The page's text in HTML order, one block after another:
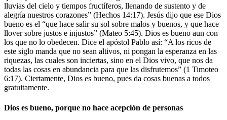
lluvias del cielo y tiempos fructíferos, llenando de sustento y de
alegría nuestros corazones” (Hechos 14:17). Jesús dijo que ese Dios
bueno es el “que hace salir su sol sobre malos y buenos, y que hace
llover sobre justos e injustos” (Mateo 5:45). Dios es bueno aun con
los que no lo obedecen. Dice el apóstol Pablo así: “A los ricos de
este siglo manda que no sean altivos, ni pongan la esperanza en las
riquezas, las cuales son inciertas, sino en el Dios vivo, que nos da
todas las cosas en abundancia para que las disfrutemos” (1 Timoteo
6:17). Ciertamente, Dios es bueno, pues da cosas buenas a todos
gratuitamente.
Dios es bueno, porque no hace acepción de personas